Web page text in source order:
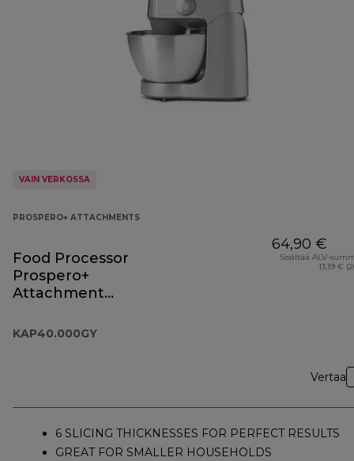
VAIN VERKOSSA
PROSPERO+ ATTACHMENTS
Food Processor
Prospero+
Attachment
KAP40.000GY
64,90 €
Sisältää ALV-
13,19 €
Vertaa
6 SLICING THICKNESSES FOR PERFECT RESULTS
GREAT FOR SMALLER HOUSEHOLDS